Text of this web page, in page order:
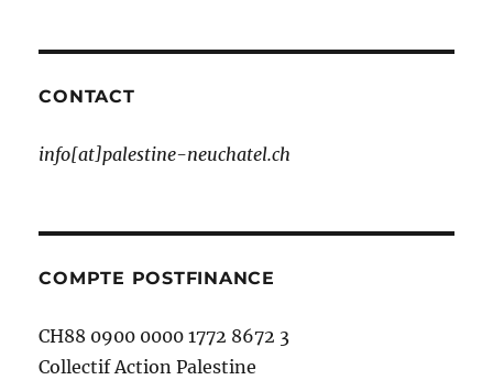
CONTACT
info[at]palestine-neuchatel.ch
COMPTE POSTFINANCE
CH88 0900 0000 1772 8672 3
Collectif Action Palestine